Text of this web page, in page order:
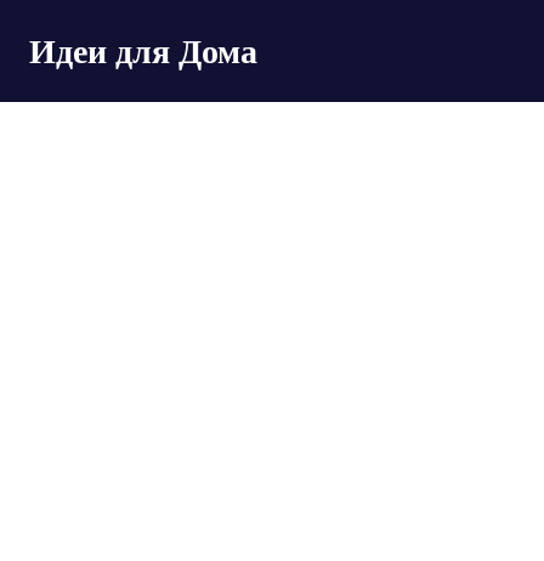
перейти
к
Идеи для Дома